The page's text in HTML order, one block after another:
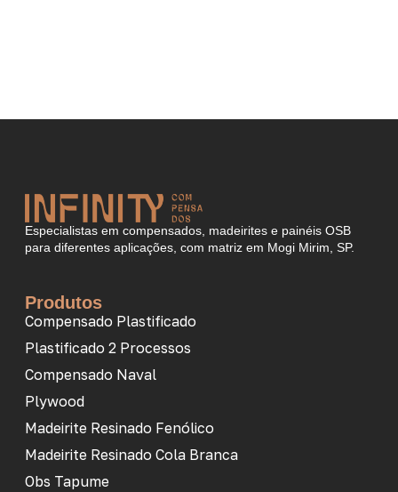
Especialistas em compensados, madeirites e painéis OSB
para diferentes aplicações, com matriz em Mogi Mirim, SP.
Produtos
Compensado Plastificado
Plastificado 2 Processos
Compensado Naval
Plywood
Madeirite Resinado Fenólico
Madeirite Resinado Cola Branca
Obs Tapume